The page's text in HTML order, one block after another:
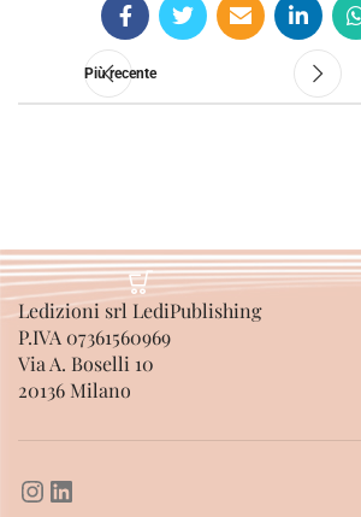
Più recente
Ledizioni srl LediPublishing
P.IVA 07361560969
Via A. Boselli 10
20136 Milano